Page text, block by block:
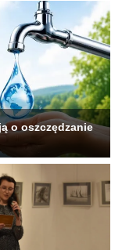
o oszczędzanie